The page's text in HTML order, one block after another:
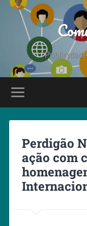
Perdigão
ação com